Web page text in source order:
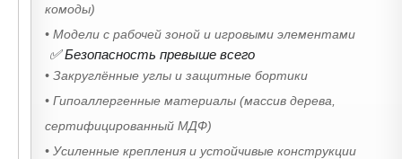
комоды)
• Модели с рабочей зоной и игровыми элементами
✅ Безопасность превыше всего
• Закруглённые углы и защитные бортики
• Гипоаллергенные материалы (массив дерева,
сертифицированный МДФ)
• Усиленные крепления и устойчивые конструкции